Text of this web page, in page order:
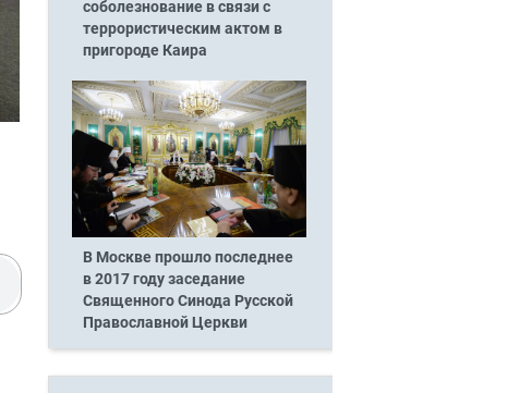
соболезнование в связи с
террористическим актом в
пригороде Каира
В Москве прошло последнее
в 2017 году заседание
Священного Синода Русской
Православной Церкви